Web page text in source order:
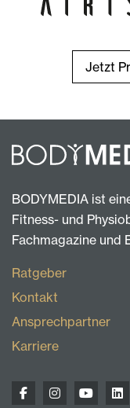
Jetzt
BODYMEDIA ist
Fitness- und
Fachmagazine und
Ratgeber
Kontakt
Ansprechpartner
Karriere